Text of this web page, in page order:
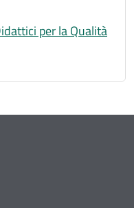
per la Qualità